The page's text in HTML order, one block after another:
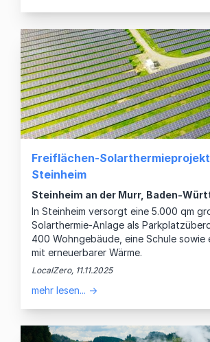
Freiflächen-Solarthermieprojekt
Steinheim
Steinheim an der Murr, Baden-
In Steinheim versorgt eine 5.000 qm
Solarthermie-Anlage als
400 Wohngebäude, eine Schule sowie
mit erneuerbarer Wärme.
LocalZero, 11.11.2025
mehr lesen... →